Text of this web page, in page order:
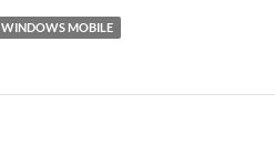
WINDOWS MOBILE